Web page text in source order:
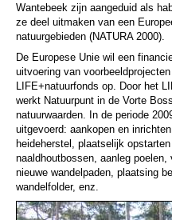
Wantebeek zijn aangeduid als
ze deel uitmaken van een
natuurgebieden (NATURA 2000).
De Europese Unie wil een
uitvoering van
LIFE+natuurfonds op. Door het
werkt Natuurpunt in de Vorte
natuurwaarden. In de periode
uitgevoerd: aankopen en
heideherstel, plaatselijk
naaldhoutbossen, aanleg
nieuwe wandelpaden, plaatsing
wandelfolder, enz.